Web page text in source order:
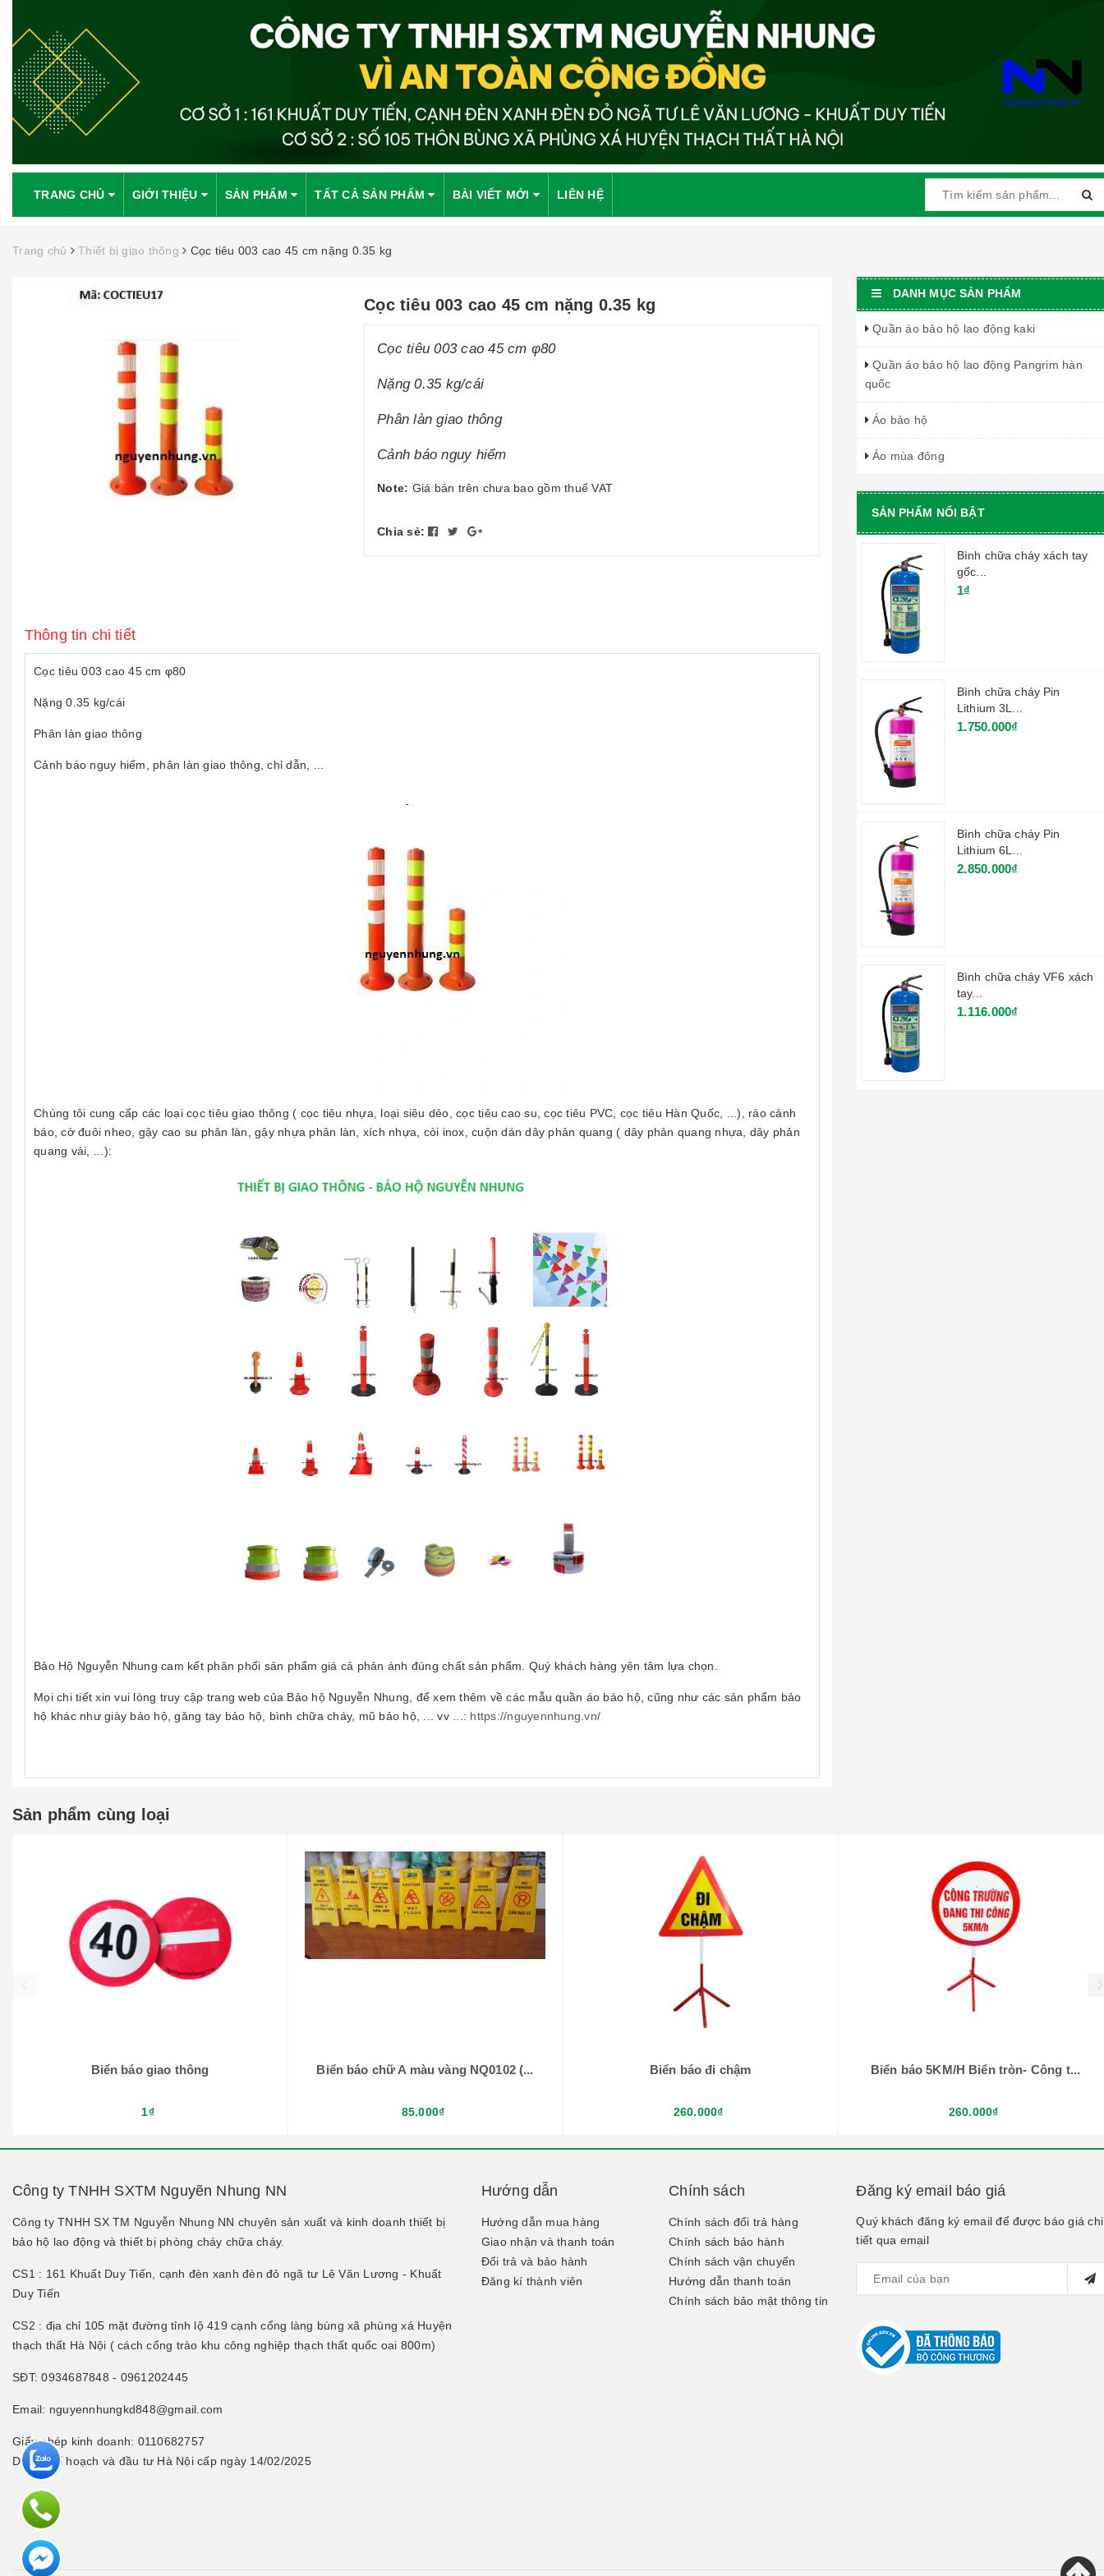
TRANG CHỦ GIỚI THIỆU SẢN PHẨM TẤT CẢ SẢN PHẨM BÀI VIẾT MỚI LIÊN HỆ
Trang chủ Thiết bị giao thông Cọc tiêu 003 cao 45 cm nặng 0.35 kg
Cọc tiêu 003 cao 45 cm nặng 0.35 kg
Cọc tiêu 003 cao 45 cm φ80
Nặng 0.35 kg/cái
Phân làn giao thông
Cảnh báo nguy hiểm
Note: Giá bán trên chưa bao gồm thuế VAT
Chia sẻ:
Thông tin chi tiết
Cọc tiêu 003 cao 45 cm φ80
Nặng 0.35 kg/cái
Phân làn giao thông
Cảnh báo nguy hiểm, phân làn giao thông, chỉ dẫn, ...
Chúng tôi cung cấp các loại cọc tiêu giao thông ( cọc tiêu nhựa, loại siêu dẻo, cọc tiêu cao su, cọc tiêu PVC, cọc tiêu Hàn Quốc, ...), rào cảnh
báo, cờ đuôi nheo, gậy cao su phân làn, gậy nhựa phân làn, xích nhựa, còi inox, cuộn dán dây phản quang ( dây phản quang nhựa, dây phản
quang vải, ...):
Bảo Hộ Nguyễn Nhung cam kết phân phối sản phẩm giá cả phản ánh đúng chất sản phẩm. Quý khách hàng yên tâm lựa chọn.
Mọi chi tiết xin vui lòng truy cập trang web của Bảo hộ Nguyễn Nhung, để xem thêm về các mẫu quần áo bảo hộ, cũng như các sản phẩm bảo
hộ khác như giày bảo hộ, găng tay bảo hộ, bình chữa cháy, mũ bảo hộ, ... vv ...: https://nguyennhung.vn/
DANH MỤC SẢN PHẨM
Quần áo bảo hộ lao động kaki
Quần áo bảo hộ lao động Pangrim hàn
quốc
Áo bảo hộ
Áo mùa đông
SẢN PHẨM NỔI BẬT
Bình chữa cháy xách tay
gốc...
1₫
Bình chữa cháy Pin
Lithium 3L...
1.750.000₫
Bình chữa cháy Pin
Lithium 6L...
2.850.000₫
Bình chữa cháy VF6 xách
tay...
1.116.000₫
Sản phẩm cùng loại
Biển báo giao thông
1₫
Biển báo chữ A màu vàng NQ0102 (...
85.000₫
Biển báo đi chậm
260.000₫
Biển báo 5KM/H Biển tròn- Công t...
260.000₫
Công ty TNHH SXTM Nguyẽn Nhung NN
Công ty TNHH SX TM Nguyễn Nhung NN chuyên sản xuất và kinh doanh thiết bị
bảo hộ lao động và thiết bị phòng cháy chữa cháy.
CS1 : 161 Khuất Duy Tiến, cạnh đèn xanh đèn đỏ ngã tư Lê Văn Lương - Khuất
Duy Tiến
CS2 : địa chỉ 105 mặt đường tỉnh lộ 419 cạnh cổng làng bùng xã phùng xá Huyện
thạch thất Hà Nội ( cách cổng trào khu công nghiệp thạch thất quốc oai 800m)
SĐT: 0934687848 - 0961202445
Email: nguyennhungkd848@gmail.com
Giấy phép kinh doanh: 0110682757
Do Sở kế hoạch và đầu tư Hà Nội cấp ngày 14/02/2025
Hướng dẫn
Hướng dẫn mua hàng
Giao nhận và thanh toán
Đổi trả và bảo hành
Đăng kí thành viên
Chính sách
Chính sách đổi trả hàng
Chính sách bảo hành
Chính sách vận chuyển
Hướng dẫn thanh toán
Chính sách bảo mật thông tin
Đăng ký email báo giá
Quý khách đăng ký email để được báo giá chi
tiết qua email